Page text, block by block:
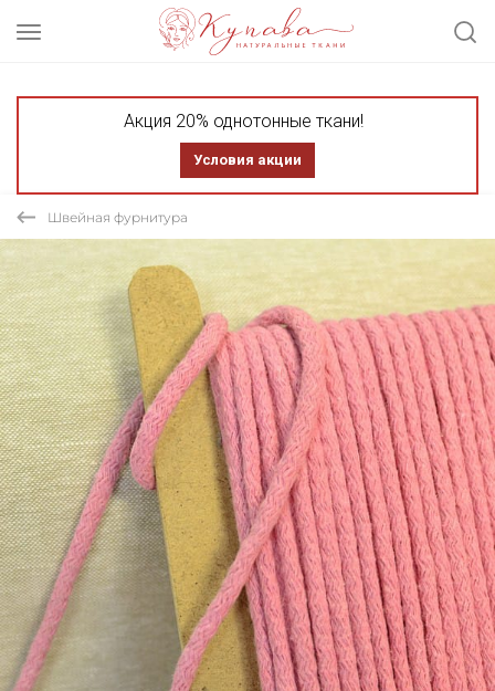
Акция 20% однотонные ткани!
Условия акции
Швейная фурнитура